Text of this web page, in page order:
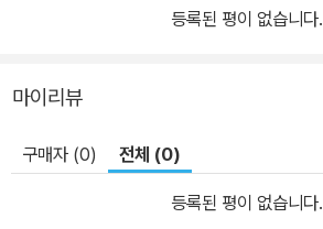
등록된 평이 없습니다.
마이리뷰
구매자 (0) 전체 (0)
등록된 평이 없습니다.